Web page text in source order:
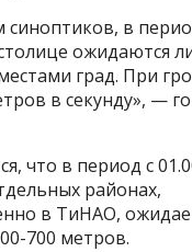
синоптиков, в
ожидаются
град. При
в секунду», —
что в период с
районах,
в ТиНАО,
700 метров.